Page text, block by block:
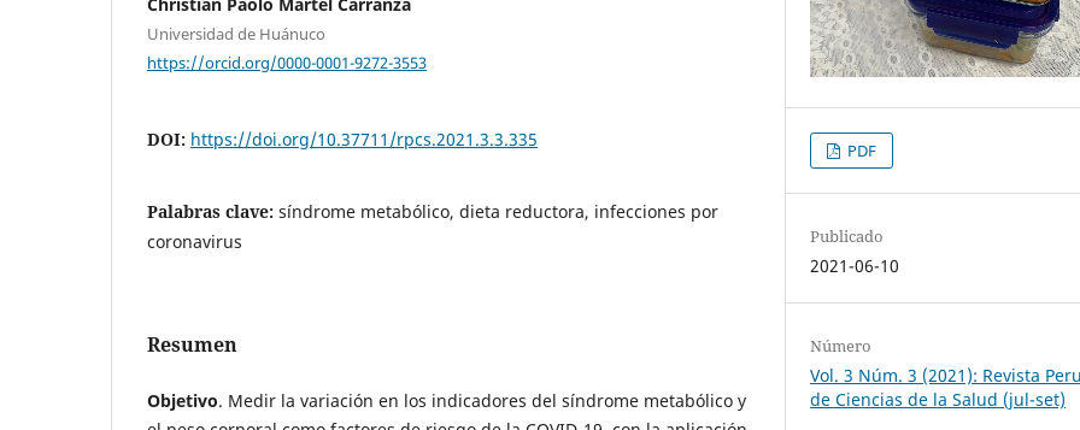
Universidad de Huánuco
https://orcid.org/0000-0001-9272-3553
DOI: https://doi.org/10.37711/rpcs.2021.3.3.335
Palabras clave: síndrome metabólico, dieta reductora, infecciones por
coronavirus
Resumen
Objetivo. Medir la variación en los indicadores del síndrome metabólico y
PDF
Publicado
2021-06-10
Número
Vol. 3 Núm. 3 (2021): Revista
de Ciencias de la Salud (jul-set)